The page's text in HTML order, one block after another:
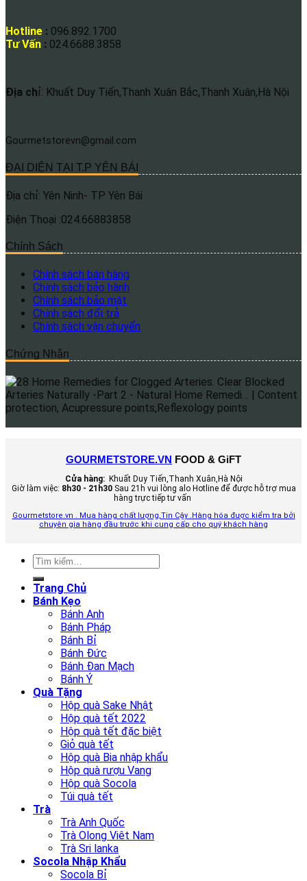
Hotline : 096.892.1700
Tư Vấn : 024.6688.3858
Địa chỉ: Khuất Duy Tiến,Thanh Xuân Bắc,Thanh Xuân,Hà Nội
Gourmetstorevn@gmail.com
ĐẠI DIỆN TẠI T.P YÊN BÁI
Địa chỉ: Yên Ninh- TP Yên Bái
Điện Thoại :024.66883858
Chính Sách
Chính sách bán hàng
Chính sách bảo hành
Chính sách bảo mật
Chính sách đổi trả
Chính sách vận chuyển
Chứng Nhận
GOURMETSTORE.VN FOOD & GiFT
Cửa hàng:Khuất Duy Tiến,Thanh Xuân,Hà Nội
Giờ làm việc: 8h30 - 21h30Sau 21h vui lòng alo Hotline để được hỗ trợ mua
hàng trực tiếp tư vấn
Gourmetstore.vn . Mua hàng chất lượng,Tin Cậy .Hàng hóa được kiểm tra bởi
chuyên gia hàng đầu trước khi cung cấp cho quý khách hàng
Tìm
kiếm:
Trang Chủ
Bánh Kẹo
Bánh Anh
Bánh Pháp
Bánh Bỉ
Bánh Đức
Bánh Đan Mạch
Bánh Ý
Quà Tặng
Hộp quà Sake Nhật
Hộp quà tết 2022
Hộp quà tết đặc biệt
Giỏ quà tết
Hộp quà Bia nhập khẩu
Hộp quà rượu Vang
Hộp quà Socola
Túi quà tết
Trà
Trà Anh Quốc
Trà Olong Viêt Nam
Trà Sri lanka
Socola Nhập Khẩu
Socola Bỉ